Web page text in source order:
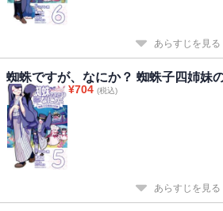
あらすじを見る
蜘蛛ですが、なにか？ 蜘蛛子四姉妹
¥704 (税込)
あらすじを見る